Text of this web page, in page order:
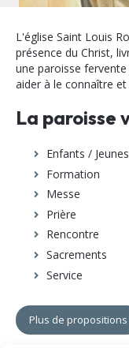
L'église Saint Louis
présence du Christ,
une paroisse
aider à le connaître et
La paroisse
Enfants / Jeunes
Formation
Messe
Prière
Rencontre
Sacrements
Service
Plus de propositions